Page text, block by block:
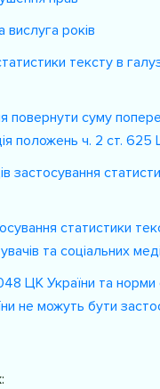
років
тексту в
повернути суму
положень ч. 2 ст. 625
застосування
статистики
та соціальних
ЦК України та норми
не можуть бути